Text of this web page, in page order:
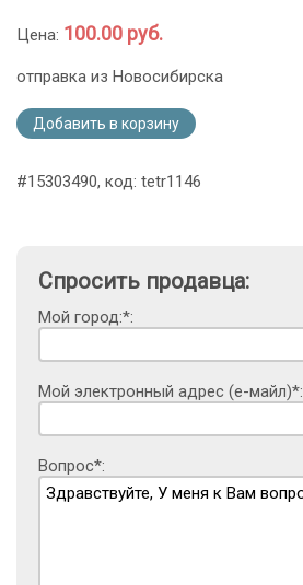
Цена: 100.00 руб.
отправка из Новосибирска
Добавить в корзину
#15303490, код: tetr1146
Спросить продавца:
Мой город:*:
Мой электронный адрес (е-майл)*:
Вопрос*: